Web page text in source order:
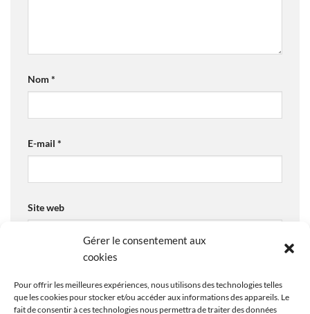
Gérer le consentement aux
cookies
Pour offrir les meilleures expériences, nous utilisons des technologies telles
que les cookies pour stocker et/ou accéder aux informations des appareils. Le
fait de consentir à ces technologies nous permettra de traiter des données
Nom *
E-mail *
Site web
navigateur pour mon prochain commentaire.